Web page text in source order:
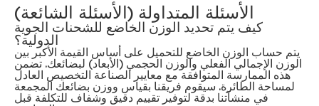
الأسئلة المتداولة (الأسئلة الشائعة)
كيف يتم تحديد الوزن الخاضع للشحنات الجوية
الدولية؟
يتم حساب الوزن الخاضع للتحميل على أساس القيمة الأكبر بين
الوزن الإجمالي الفعلي والوزن الحجمي (الأبعاد) لبضائعك. تضمن
هذه الممارسة المتوافقة مع معايير الصناعة التخصيص العادل
لمساحة الطائرة. سيقوم فريقنا بقياس ووزن بضائعك المجمعة
في منشآتنا بدقة لتوفير تقييم دقيق وشفاف للتكلفة قبل